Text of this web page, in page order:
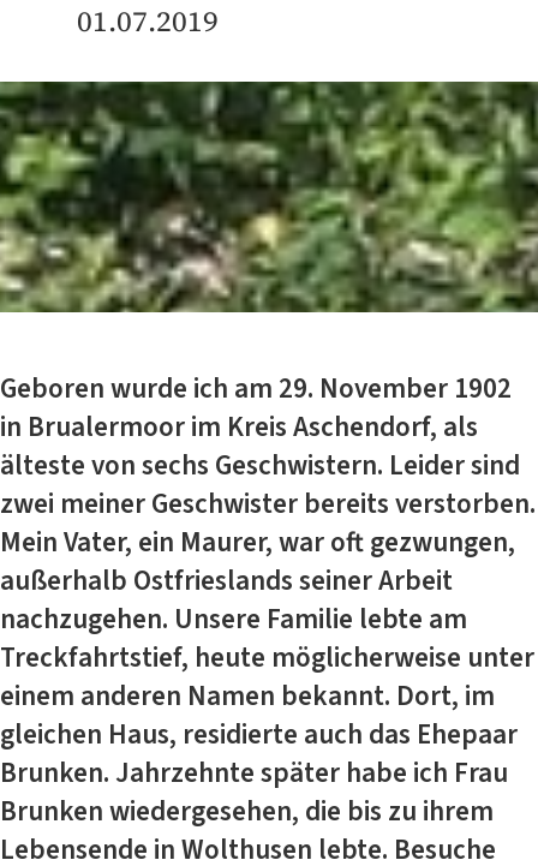
01.07.2019
Geboren wurde ich am 29. November 1902
in Brualermoor im Kreis Aschendorf, als
älteste von sechs Geschwistern. Leider sind
zwei meiner Geschwister bereits verstorben.
Mein Vater, ein Maurer, war oft gezwungen,
außerhalb Ostfrieslands seiner Arbeit
nachzugehen. Unsere Familie lebte am
Treckfahrtstief, heute möglicherweise unter
einem anderen Namen bekannt. Dort, im
gleichen Haus, residierte auch das Ehepaar
Brunken. Jahrzehnte später habe ich Frau
Brunken wiedergesehen, die bis zu ihrem
Lebensende in Wolthusen lebte. Besuche